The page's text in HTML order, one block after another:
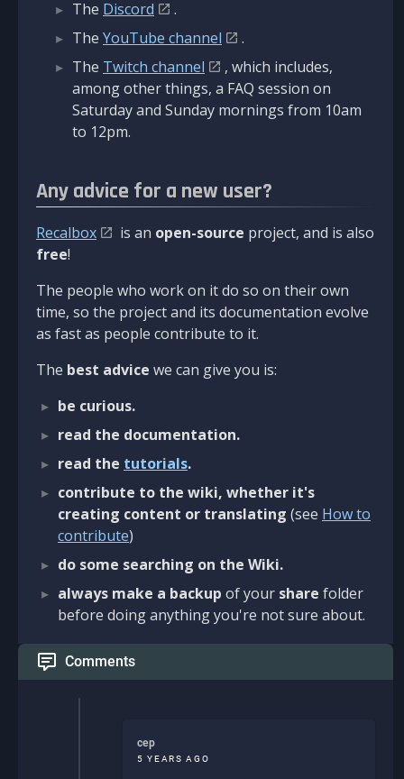
The Discord
.
The YouTube channel
.
The Twitch channel
, which includes,
among other things, a FAQ session on
Saturday and Sunday mornings from 10am
to 12pm.
Any advice for a new user?
Recalbox is an open-source project, and is also
free!
The people who work on it do so on their own
time, so the project and its documentation evolve
as fast as people contribute to it.
The best advice we can give you is:
be curious.
read the documentation.
read the tutorials.
contribute to the wiki, whether it's
creating content or translating (see How to
contribute)
do some searching on the Wiki.
always make a backup of your share folder
before doing anything you're not sure about.
Comments
cep
5 YEARS AGO